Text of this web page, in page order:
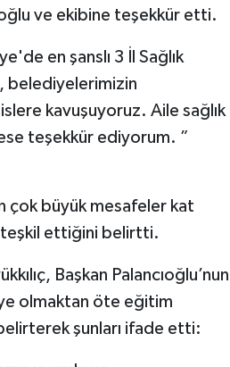
ve ekibine teşekkür etti.
en şanslı 3 İl Sağlık
belediyelerimizin
kavuşuyoruz. Aile sağlık
teşekkür ediyorum. ”
çok büyük mesafeler kat
teşkil ettiğini belirtti.
Başkan Palancıoğlu’nun
olmaktan öte eğitim
şunları ifade etti: